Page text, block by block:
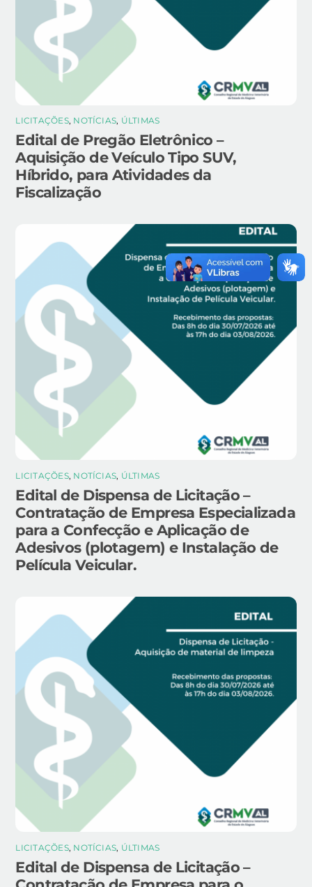
LICITAÇÕES, NOTÍCIAS, ÚLTIMAS
Edital de Pregão Eletrônico –
Aquisição de Veículo Tipo SUV,
Híbrido, para Atividades da
Fiscalização
LICITAÇÕES, NOTÍCIAS, ÚLTIMAS
Edital de Dispensa de Licitação –
Contratação de Empresa Especializada
para a Confecção e Aplicação de
Adesivos (plotagem) e Instalação de
Película Veicular.
LICITAÇÕES, NOTÍCIAS, ÚLTIMAS
Edital de Dispensa de Licitação –